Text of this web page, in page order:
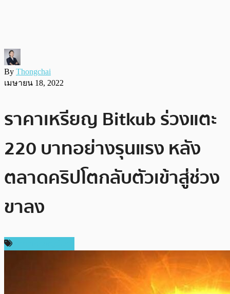
By Thongchai
เมษายน 18, 2022
ราคาเหรียญ Bitkub ร่วงแตะ
220 บาทอย่างรุนแรง หลัง
ตลาดคริปโตกลับตัวเข้าสู่ช่วง
ขาลง